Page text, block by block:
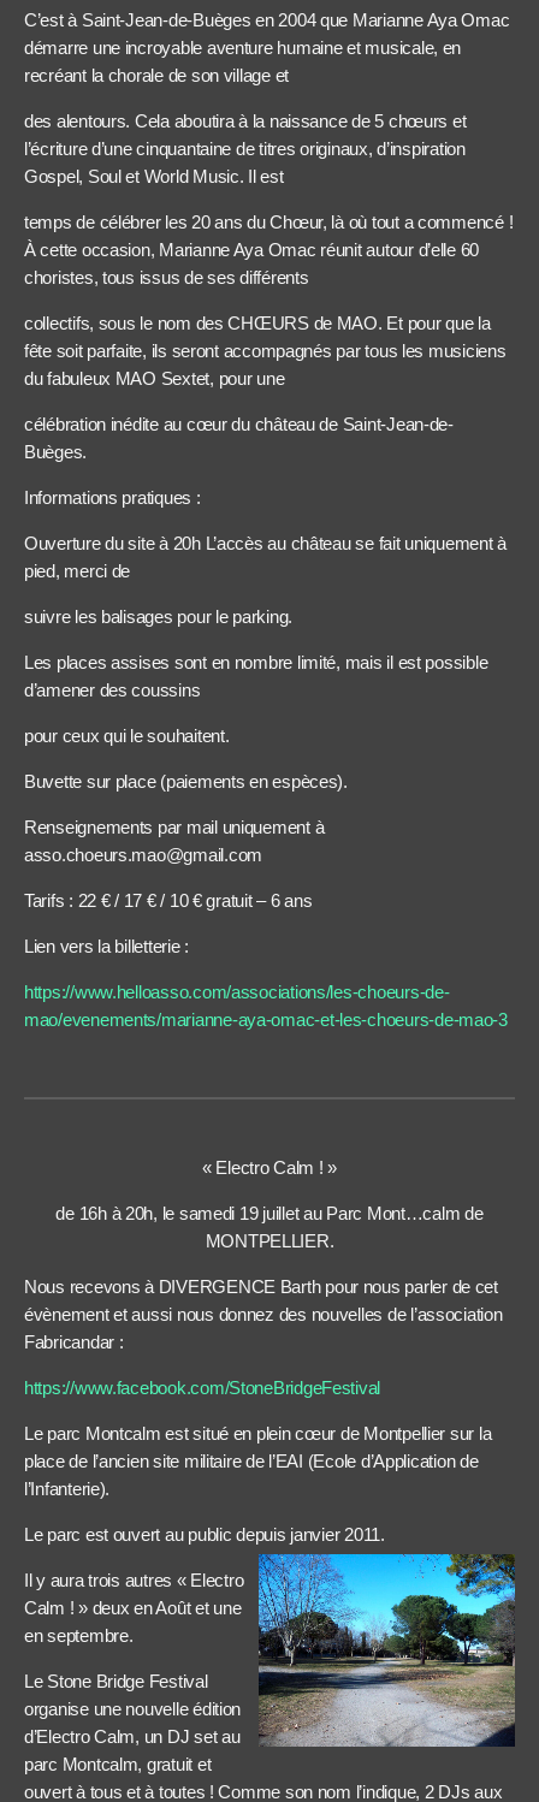
C’est à Saint-Jean-de-Buèges en 2004 que Marianne Aya Omac
démarre une incroyable aventure humaine et musicale, en
recréant la chorale de son village et
des alentours. Cela aboutira à la naissance de 5 chœurs et
l’écriture d’une cinquantaine de titres originaux, d’inspiration
Gospel, Soul et World Music. Il est
temps de célébrer les 20 ans du Chœur, là où tout a commencé !
À cette occasion, Marianne Aya Omac réunit autour d’elle 60
choristes, tous issus de ses différents
collectifs, sous le nom des CHŒURS de MAO. Et pour que la
fête soit parfaite, ils seront accompagnés par tous les musiciens
du fabuleux MAO Sextet, pour une
célébration inédite au cœur du château de Saint-Jean-de-
Buèges.
Informations pratiques :
Ouverture du site à 20h L’accès au château se fait uniquement à
pied, merci de
suivre les balisages pour le parking.
Les places assises sont en nombre limité, mais il est possible
d’amener des coussins
pour ceux qui le souhaitent.
Buvette sur place (paiements en espèces).
Renseignements par mail uniquement à
asso.choeurs.mao@gmail.com
Tarifs : 22 € / 17 € / 10 € gratuit – 6 ans
Lien vers la billetterie :
https://www.helloasso.com/associations/les-choeurs-de-
mao/evenements/marianne-aya-omac-et-les-choeurs-de-mao-3
« Electro Calm ! »
de 16h à 20h, le samedi 19 juillet au Parc Mont…calm de
MONTPELLIER.
Nous recevons à DIVERGENCE Barth pour nous parler de cet
évènement et aussi nous donnez des nouvelles de l’association
Fabricandar :
https://www.facebook.com/StoneBridgeFestival
Le parc Montcalm est situé en plein cœur de Montpellier sur la
place de l’ancien site militaire de l’EAI (Ecole d’Application de
l’Infanterie).
Le parc est ouvert au public depuis janvier 2011.
Il y aura trois autres « Electro
Calm ! » deux en Août et une
en septembre.
Le Stone Bridge Festival
organise une nouvelle édition
d’Electro Calm, un DJ set au
parc Montcalm, gratuit et
ouvert à tous et à toutes ! Comme son nom l’indique, 2 DJs aux